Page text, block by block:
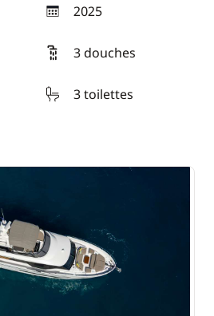
2025
année
3 douches
3 toilettes